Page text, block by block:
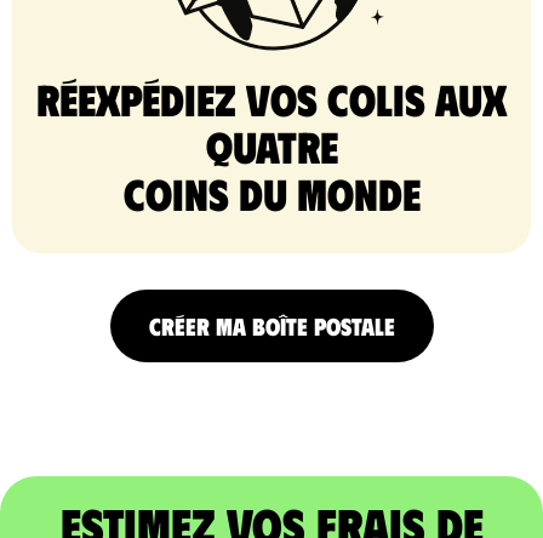
Réexpédiez vos colis aux
quatre
coins du monde
CRÉER MA BOÎTE POSTALE
Estimez vos frais de